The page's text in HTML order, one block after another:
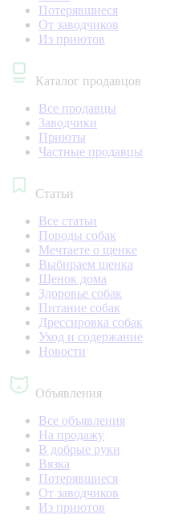
Потерявшиеся
От заводчиков
Из приютов
Каталог продавцов
Все продавцы
Заводчики
Приюты
Частные продавцы
Статьи
Все статьи
Породы собак
Мечтаете о щенке
Выбираем щенка
Щенок дома
Здоровье собак
Питание собак
Дрессировка собак
Уход и содержание
Новости
Объявления
Все объявления
На продажу
В добрые руки
Вязка
Потерявшиеся
От заводчиков
Из приютов